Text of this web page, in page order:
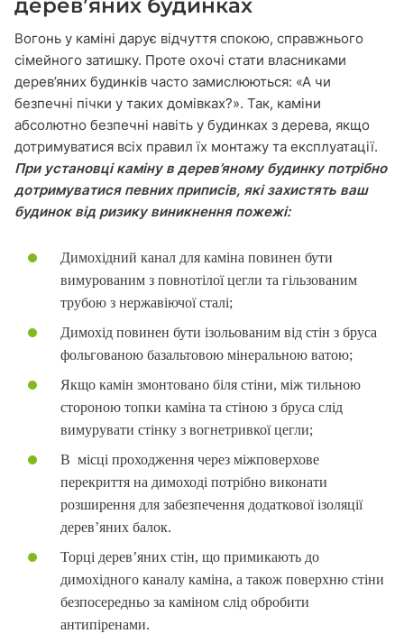
дерев’яних будинках
Вогонь у каміні дарує відчуття спокою, справжнього
сімейного затишку. Проте охочі стати власниками
дерев’яних будинків часто замислюються: «А чи
безпечні пічки у таких домівках?». Так, каміни
абсолютно безпечні навіть у будинках з дерева, якщо
дотримуватися всіх правил їх монтажу та експлуатації.
При установці каміну в дерев’яному будинку потрібно
дотримуватися певних приписів, які захистять ваш
будинок від ризику виникнення пожежі:
Димохідний канал для каміна повинен бути
вимурованим з повнотілої цегли та гільзованим
трубою з нержавіючої сталі;
Димохід повинен бути ізольованим від стін з бруса
фольгованою базальтовою мінеральною ватою;
Якщо камін змонтовано біля стіни, між тильною
стороною топки каміна та стіною з бруса слід
вимурувати стінку з вогнетривкої цегли;
В місці проходження через міжповерхове
перекриття на димоході потрібно виконати
розширення для забезпечення додаткової ізоляції
дерев’яних балок.
Торці дерев’яних стін, що примикають до
димохідного каналу каміна, а також поверхню стіни
безпосередньо за каміном слід обробити
антипіренами.